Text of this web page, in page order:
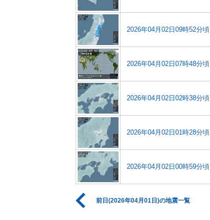
2026年04月02日09時52分頃
2026年04月02日07時48分頃
2026年04月02日02時38分頃
2026年04月02日01時28分頃
2026年04月02日00時59分頃
前日(2026年04月01日)の地震一覧